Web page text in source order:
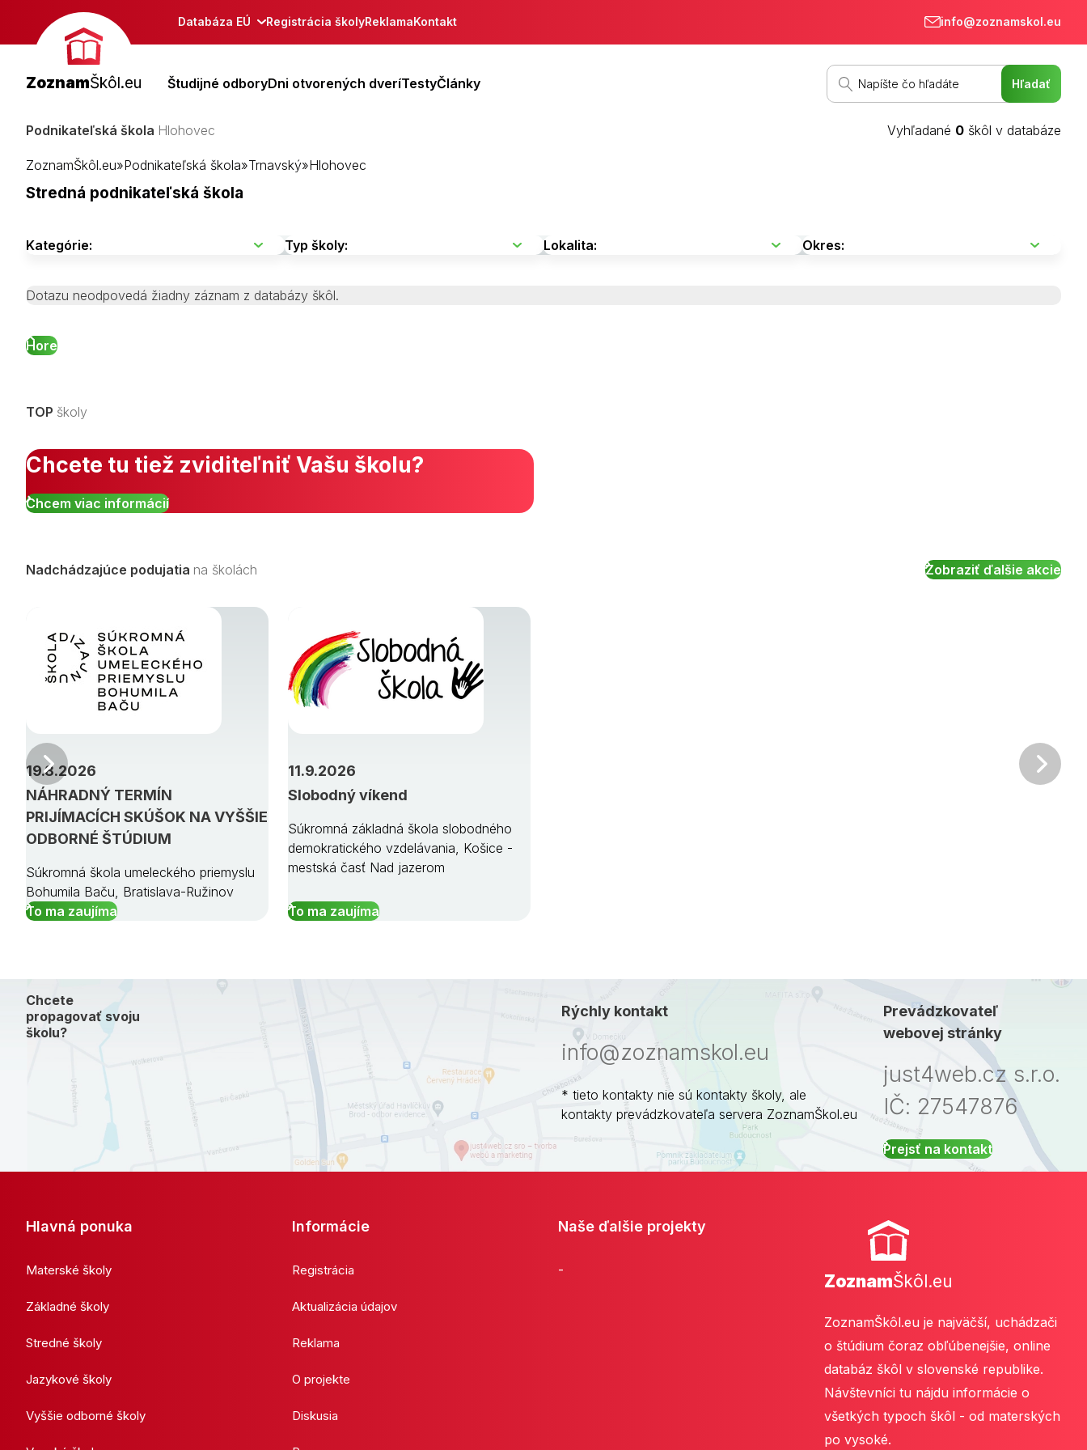
Databáza EÚ Registrácia školyReklamaKontakt info@zoznamskol.eu
ZoznamŠkôl.eu Študijné odboryDni otvorených dveríTestyČlánky
Podnikateľská škola Hlohovec Vyhľadané 0 škôl v databáze
ZoznamŠkôl.eu»Podnikateľská škola»Trnavský»Hlohovec
Stredná podnikateľská škola
Dotazu neodpovedá žiadny záznam z databázy škôl.
Hore
TOP školy
Chcete tu tiež zviditeľniť Vašu školu?
Chcem viac informácií
Nadchádzajúce podujatia na školách Zobraziť ďalšie akcie
NÁHRADNÝ TERMÍN
PRIJÍMACÍCH SKÚŠOK NA VYŠŠIE
ODBORNÉ ŠTÚDIUM
19.8.2026
Súkromná škola umeleckého priemyslu
Bohumila Baču, Bratislava-Ružinov
To ma zaujíma
Slobodný víkend
11.9.2026
Súkromná základná škola slobodného
demokratického vzdelávania, Košice -
mestská časť Nad jazerom
To ma zaujíma
Predchádzajúci
Chcete
propagovať svoju
školu?
Rýchly kontakt
info@zoznamskol.eu
* tieto kontakty nie sú kontakty školy, ale
kontakty prevádzkovateľa servera ZoznamŠkol.eu
Prevádzkovateľ
webovej stránky
just4web.cz s.r.o.
IČ: 27547876
Prejsť na kontakt
Hlavná ponuka
Materské školy
Základné školy
Stredné školy
Jazykové školy
Vyššie odborné školy
Informácie
Registrácia
Aktualizácia údajov
Reklama
O projekte
Diskusia
Naše ďalšie projekty
-
ZoznamŠkôl.eu
ZoznamŠkôl.eu je najväčší, uchádzači
o štúdium čoraz obľúbenejšie, online
databáz škôl v slovenské republike.
Návštevníci tu nájdu informácie o
všetkých typoch škôl - od materských
po vysoké.